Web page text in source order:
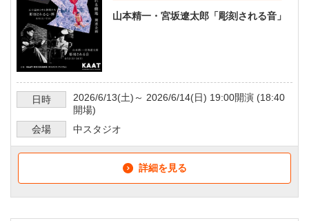
山本精一・宮坂遼太郎「彫刻される音」
日時 2026/6/13(土)～ 2026/6/14(日) 19:00開演 (18:40
開場)
会場
中スタジオ
詳細を見る